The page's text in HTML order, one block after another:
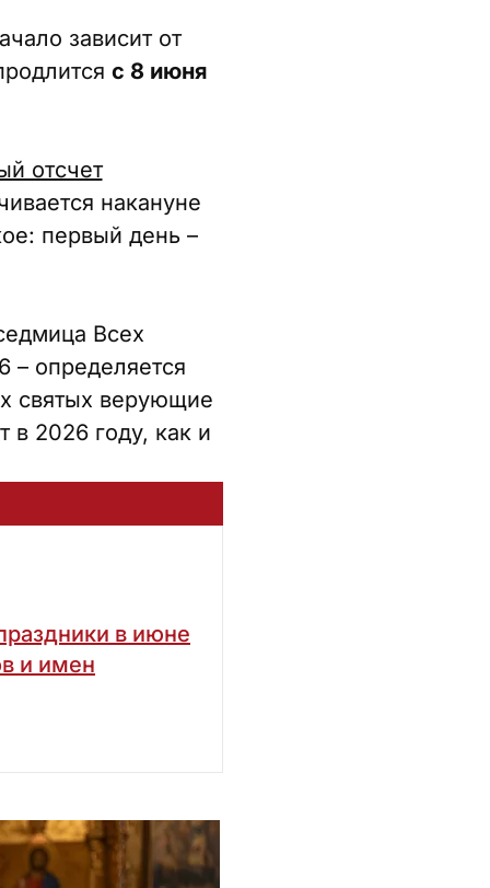
зависит от
с 8 июня
отсчет
накануне
первый день –
Всех
– определяется
святых верующие
в 2026 году, как и
в июне
и имен